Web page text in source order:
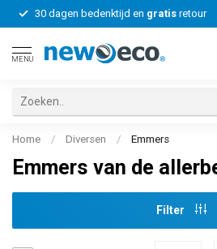
30 dagen bedenktijd en gratis retour
MENU
Home / Diversen / Emmers
Emmers van de
Filter